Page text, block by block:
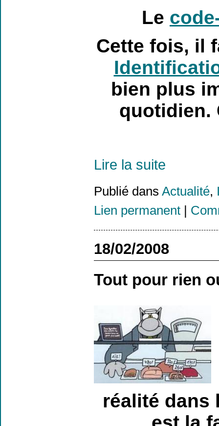
Le
Cette fois, il
bien plus
quotidien.
Lire la suite
Publié dans Actualité,
Lien permanent
18/02/2008
Tout pour rien
réalité dans